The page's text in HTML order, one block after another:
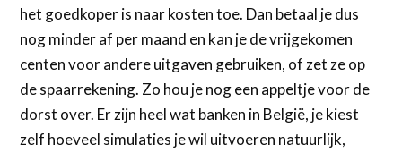
het goedkoper is naar kosten toe. Dan betaal je dus
nog minder af per maand en kan je de vrijgekomen
centen voor andere uitgaven gebruiken, of zet ze op
de spaarrekening. Zo hou je nog een appeltje voor de
dorst over. Er zijn heel wat banken in België, je kiest
zelf hoeveel simulaties je wil uitvoeren natuurlijk,